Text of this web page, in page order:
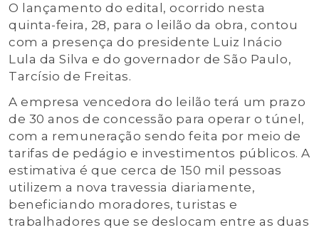
O lançamento do edital, ocorrido nesta
quinta-feira, 28, para o leilão da obra, contou
com a presença do presidente Luiz Inácio
Lula da Silva e do governador de São Paulo,
Tarcísio de Freitas.
A empresa vencedora do leilão terá um prazo
de 30 anos de concessão para operar o túnel,
com a remuneração sendo feita por meio de
tarifas de pedágio e investimentos públicos. A
estimativa é que cerca de 150 mil pessoas
utilizem a nova travessia diariamente,
beneficiando moradores, turistas e
trabalhadores que se deslocam entre as duas